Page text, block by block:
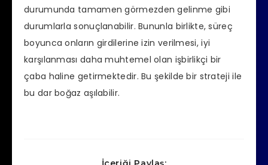
durumunda tamamen görmezden gelinme gibi
durumlarla sonuçlanabilir. Bununla birlikte, süreç
boyunca onların girdilerine izin verilmesi, iyi
karşılanması daha muhtemel olan işbirlikçi bir
çaba haline getirmektedir. Bu şekilde bir strateji ile
bu dar boğaz aşılabilir.